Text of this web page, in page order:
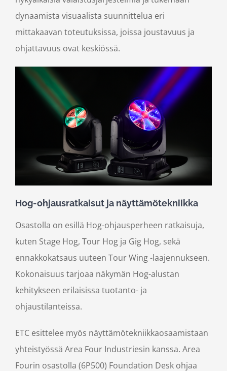
dynaamista visuaalista suunnittelua eri
mittakaavan toteutuksissa, joissa joustavuus ja
ohjattavuus ovat keskiössä.
Hog-ohjausratkaisut ja näyttämötekniikka
Osastolla on esillä Hog-ohjausperheen ratkaisuja,
kuten Stage Hog, Tour Hog ja Gig Hog, sekä
ennakkokatsaus uuteen Tour Wing -laajennukseen.
Kokonaisuus tarjoaa näkymän Hog-alustan
kehitykseen erilaisissa tuotanto- ja
ohjaustilanteissa.
ETC esittelee myös näyttämötekniikkaosaamistaan
yhteistyössä Area Four Industriesin kanssa. Area
Fourin osastolla (6P500) Foundation Desk ohjaa